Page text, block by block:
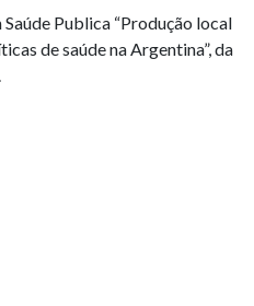
Publica “Produção local
de saúde na Argentina”, da